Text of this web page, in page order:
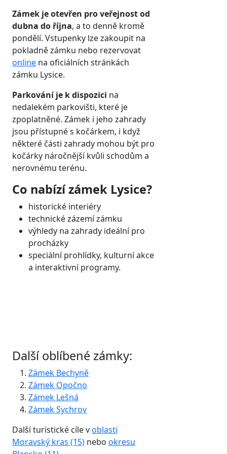
Zámek je otevřen pro veřejnost od
dubna do října, a to denně kromě
pondělí. Vstupenky lze zakoupit na
pokladně zámku nebo rezervovat
online na oficiálních stránkách
zámku Lysice.
Parkování je k dispozici na
nedalekém parkovišti, které je
zpoplatněné. Zámek i jeho zahrady
jsou přístupné s kočárkem, i když
některé části zahrady mohou být pro
kočárky náročnější kvůli schodům a
nerovnému terénu.
Co nabízí zámek Lysice?
historické interiéry
technické zázemí zámku
výhledy na zahrady ideální pro
procházky
speciální prohlídky, kulturní akce
a interaktivní programy.
Další oblíbené zámky:
Zámek Bechyně
Zámek Opočno
Zámek Lešná
Zámek Sychrov
Další turistické cíle voblasti
Moravský kras (15) nebo okresu